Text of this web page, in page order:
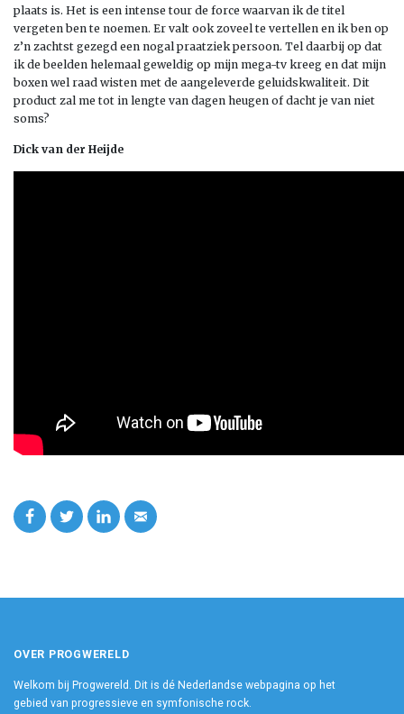
plaats is. Het is een intense tour de force waarvan ik de titel
vergeten ben te noemen. Er valt ook zoveel te vertellen en ik ben op
z’n zachtst gezegd een nogal praatziek persoon. Tel daarbij op dat
ik de beelden helemaal geweldig op mijn mega-tv kreeg en dat mijn
boxen wel raad wisten met de aangeleverde geluidskwaliteit. Dit
product zal me tot in lengte van dagen heugen of dacht je van niet
soms?
Dick van der Heijde
OVER PROGWERELD
Welkom bij Progwereld. Dit is dé Nederlandse webpagina op het
gebied van progressieve en symfonische rock.